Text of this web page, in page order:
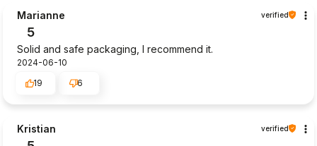
Marianne verified
5
Solid and safe packaging, I recommend it.
2024-06-10
19
6
Kristian verified